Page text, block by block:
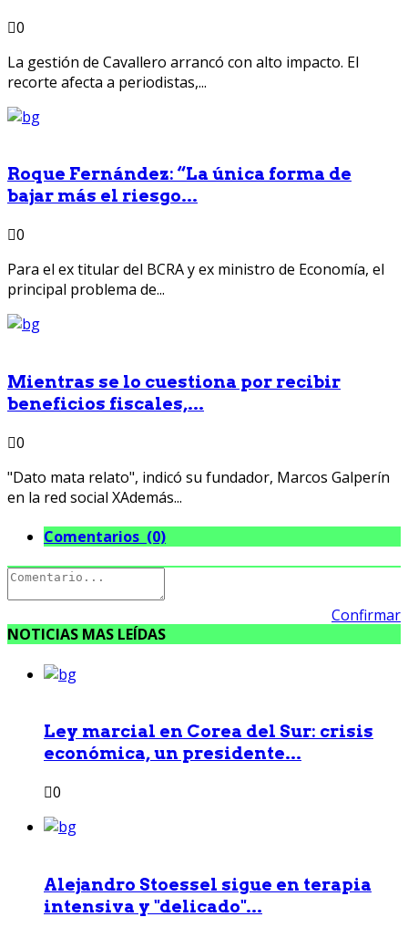
0
La gestión de Cavallero arrancó con alto impacto. El
recorte afecta a periodistas,...
Roque Fernández: “La única forma de
bajar más el riesgo...
0
Para el ex titular del BCRA y ex ministro de Economía, el
principal problema de...
Mientras se lo cuestiona por recibir
beneficios fiscales,...
0
"Dato mata relato", indicó su fundador, Marcos Galperín
en la red social XAdemás...
Comentarios (0)
Confirmar
NOTICIAS MAS LEÍDAS
Ley marcial en Corea del Sur: crisis
económica, un presidente...
0
Alejandro Stoessel sigue en terapia
intensiva y "delicado"...